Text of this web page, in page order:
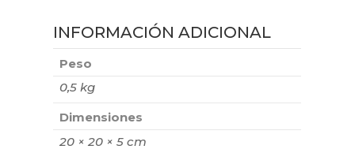
INFORMACIÓN ADICIONAL
Peso
0,5 kg
Dimensiones
20 × 20 × 5 cm